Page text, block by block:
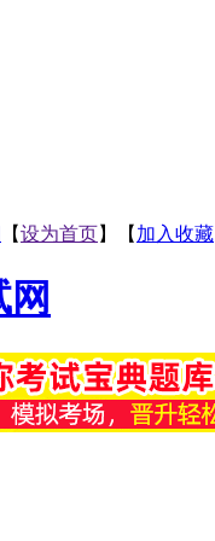
【设为首页】【 加入收藏